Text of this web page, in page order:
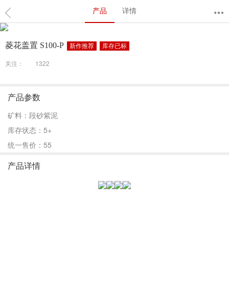
产品 详情
菱花盖置 S100-P 新作推荐 库存已标
关注： 1322
产品参数
矿料：段砂紫泥
库存状态：5+
统一售价：55
产品详情